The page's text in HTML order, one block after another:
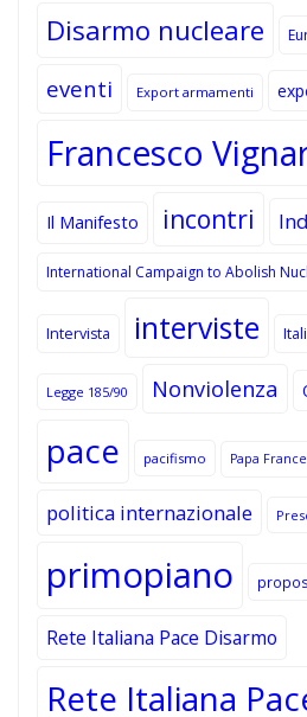
Disarmo nucleare
eventi Export armamenti
Francesco
Il Manifesto incontri
International Campaign to Abolish
Intervista interviste
Legge 185/90 Nonviolenza
pace pacifismo Papa
politica internazionale
primopiano
Rete Italiana Pace Disarmo
Rete Italiana